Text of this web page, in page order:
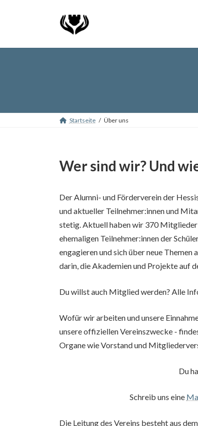
Startseite Über uns
Wer sind wir? Und
Der Alumni- und Förderverein der
und aktueller Teilnehmer:innen und
stetig. Aktuell haben wir 370
ehemaligen Teilnehmer:innen der
engagieren und sich über neue
darin, die Akademien und Projekte auf
Du willst auch Mitglied werden? Alle
Wofür wir arbeiten und unsere
unsere offiziellen Vereinszwecke -
Organe wie Vorstand und
Du
Schreib uns eine
Die Leitung des Vereins besteht aus